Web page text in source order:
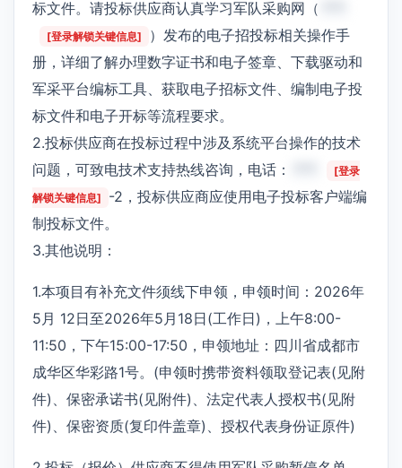
标文件。请投标供应商认真学习军队采购网（
[登录解锁关键信息]
）发布的电子招投标相关操作手
册，详细了解办理数字证书和电子签章、下载驱动和
军采平台编标工具、获取电子招标文件、编制电子投
标文件和电子开标等流程要求。
2.投标供应商在投标过程中涉及系统平台操作的技术
问题，可致电技术支持热线咨询，电话：
[登录
解锁关键信息]
-2，投标供应商应使用电子投标客户端编
制投标文件。
3.其他说明：
1.本项目有补充文件须线下申领，申领时间：2026年
5月 12日至2026年5月18日(工作日)，上午8:00-
11:50，下午15:00-17:50，申领地址：四川省成都市
成华区华彩路1号。(申领时携带资料领取登记表(见附
件)、保密承诺书(见附件)、法定代表人授权书(见附
件)、保密资质(复印件盖章)、授权代表身份证原件)